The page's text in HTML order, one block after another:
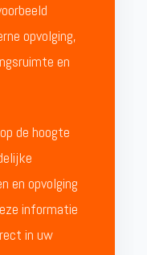
opvolging,
en
de hoogte
en opvolging
informatie
in uw